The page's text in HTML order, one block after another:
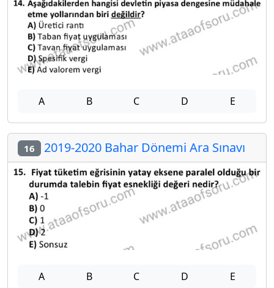
A B C D E
16 2019-2020 Bahar Dönemi Ara Sınavı
A B C D E